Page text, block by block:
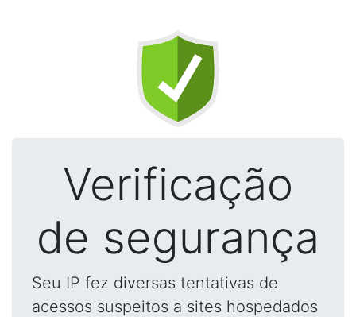
Verificação
de segurança
Seu IP fez diversas tentativas de
acessos suspeitos a sites hospedados